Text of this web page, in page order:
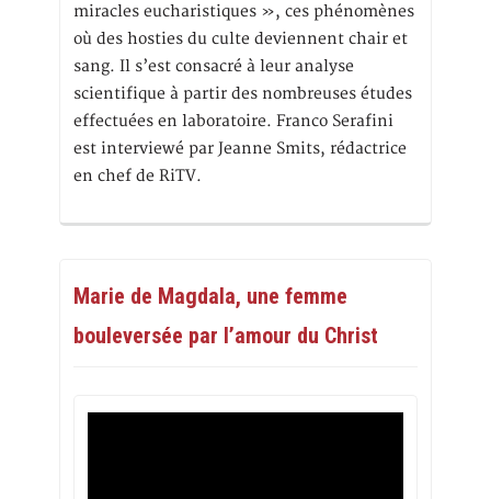
miracles eucharistiques », ces phénomènes
où des hosties du culte deviennent chair et
sang. Il s’est consacré à leur analyse
scientifique à partir des nombreuses études
effectuées en laboratoire. Franco Serafini
est interviewé par Jeanne Smits, rédactrice
en chef de RiTV.
Marie de Magdala, une femme
bouleversée par l’amour du Christ